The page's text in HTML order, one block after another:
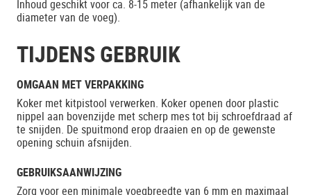
Inhoud geschikt voor ca. 8-15 meter (afhankelijk van de
diameter van de voeg).
TIJDENS GEBRUIK
OMGAAN MET VERPAKKING
Koker met kitpistool verwerken. Koker openen door plastic
nippel aan bovenzijde met scherp mes tot bij schroefdraad af
te snijden. De spuitmond erop draaien en op de gewenste
opening schuin afsnijden.
GEBRUIKSAANWIJZING
Zorg voor een minimale voegbreedte van 6 mm en maximaal